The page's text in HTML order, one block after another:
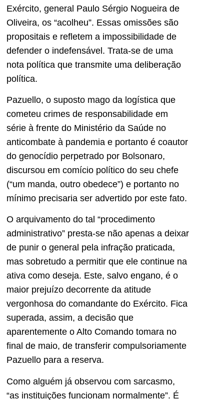
Exército, general Paulo Sérgio Nogueira de
Oliveira, os “acolheu”. Essas omissões são
propositais e refletem a impossibilidade de
defender o indefensável. Trata-se de uma
nota política que transmite uma deliberação
política.
Pazuello, o suposto mago da logística que
cometeu crimes de responsabilidade em
série à frente do Ministério da Saúde no
anticombate à pandemia e portanto é coautor
do genocídio perpetrado por Bolsonaro,
discursou em comício político do seu chefe
(“um manda, outro obedece”) e portanto no
mínimo precisaria ser advertido por este fato.
O arquivamento do tal “procedimento
administrativo” presta-se não apenas a deixar
de punir o general pela infração praticada,
mas sobretudo a permitir que ele continue na
ativa como deseja. Este, salvo engano, é o
maior prejuízo decorrente da atitude
vergonhosa do comandante do Exército. Fica
superada, assim, a decisão que
aparentemente o Alto Comando tomara no
final de maio, de transferir compulsoriamente
Pazuello para a reserva.
Como alguém já observou com sarcasmo,
“as instituições funcionam normalmente”. É